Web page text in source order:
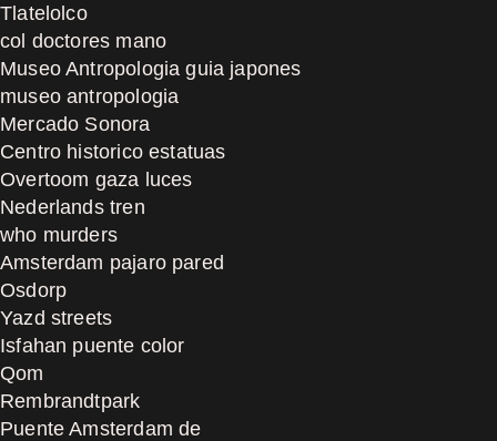
Tlatelolco
col doctores mano
Museo Antropologia guia japones
museo antropologia
Mercado Sonora
Centro historico estatuas
Overtoom gaza luces
Nederlands tren
who murders
Amsterdam pajaro pared
Osdorp
Yazd streets
Isfahan puente color
Qom
Rembrandtpark
Puente Amsterdam de